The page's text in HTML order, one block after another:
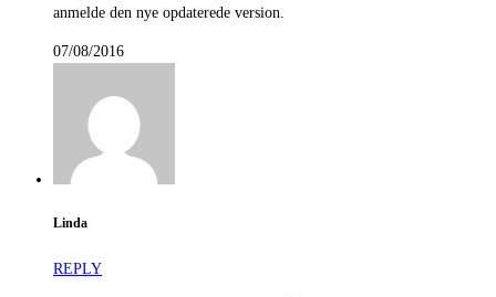
anmelde den nye opdaterede version.
07/08/2016
Linda
REPLY